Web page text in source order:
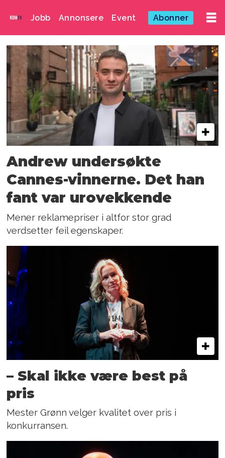
Jobb Annonsere Event Abonner
Emne:
dsad
Andrew undersøkte
Cannes-vinnerne. Det han
fant var urovekkende
Mener reklamepriser i altfor stor grad
verdsetter feil egenskaper.
– Skal ikke være best på
pris
Mester Grønn velger kvalitet over pris i
konkurransen.